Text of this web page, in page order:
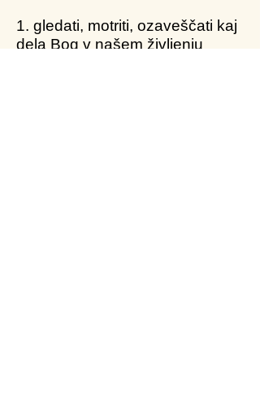
1. gledati, motriti, ozaveščati kaj
dela Bog v našem življenju